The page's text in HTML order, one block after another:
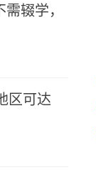
辍学，
区可达